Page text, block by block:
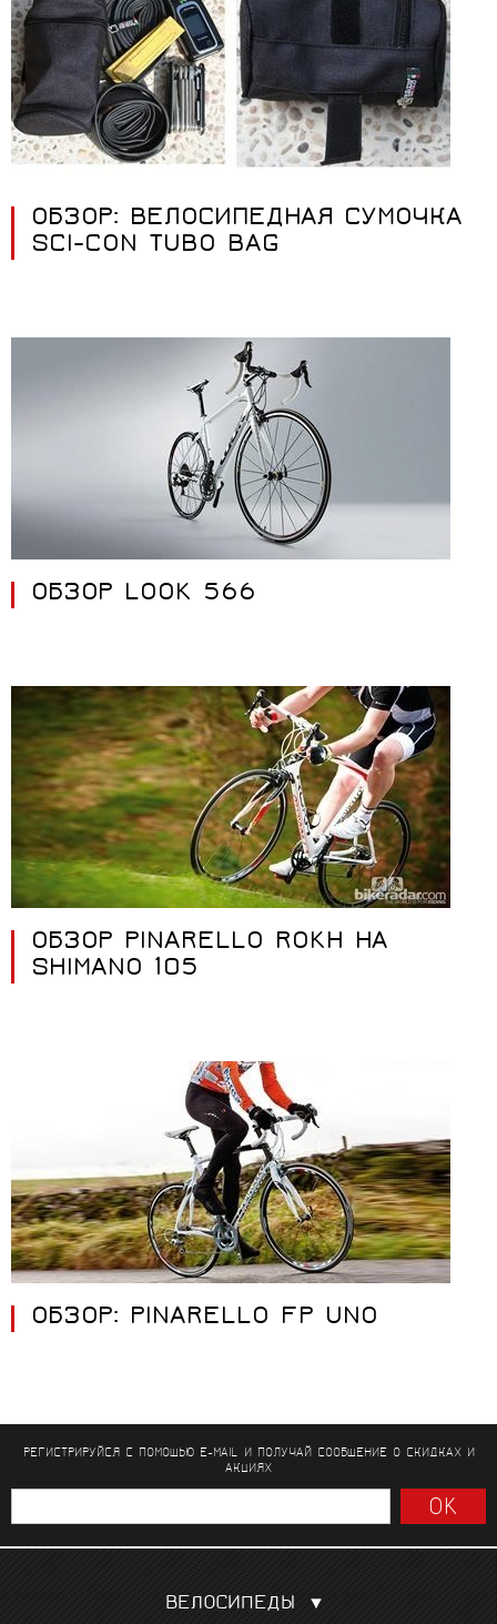
ОБЗОР: ВЕЛОСИПЕДНАЯ СУМОЧКА
SCI-CON TUBO BAG
ОБЗОР LOOK 566
ОБЗОР PINARELLO ROKH НА
SHIMANO 105
ОБЗОР: PINARELLO FP UNO
РЕГИСТРИРУЙСЯ С ПОМОЩЬЮ E-MAIL И ПОЛУЧАЙ СООБЩЕНИЕО СКИДКАХ И
АКЦИЯХ
ВЕЛОСИПЕДЫ